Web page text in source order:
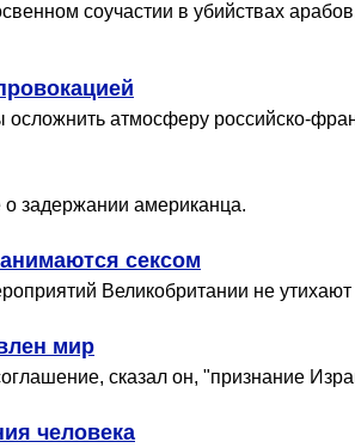
соучастии в убийствах
осложнить атмосферу российско-
задержании американца.
сексом
Великобритании не утихают
мир
сказал он, "признание
человека